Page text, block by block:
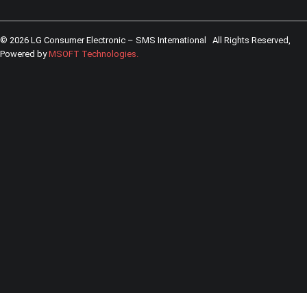
© 2026 LG Consumer Electronic – SMS International All Rights Reserved,
Powered byMSOFT Technologies.